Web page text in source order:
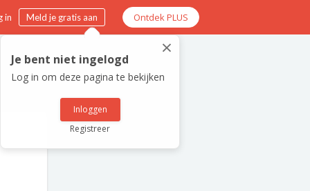
in Meld je gratis aan Ontdek PLUS
×
Je bent niet ingelogd
Log in om deze pagina te bekijken
Inloggen
Registreer